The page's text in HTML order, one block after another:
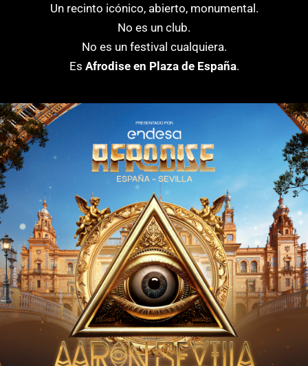
Un recinto icónico, abierto, monumental.
No es un club.
No es un festival cualquiera.
Es Afrodise en Plaza de España.